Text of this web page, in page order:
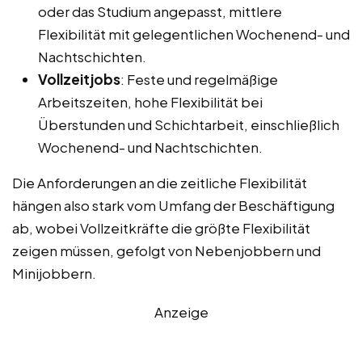
oder das Studium angepasst, mittlere
Flexibilität mit gelegentlichen Wochenend- und
Nachtschichten.
Vollzeitjobs: Feste und regelmäßige
Arbeitszeiten, hohe Flexibilität bei
Überstunden und Schichtarbeit, einschließlich
Wochenend- und Nachtschichten.
Die Anforderungen an die zeitliche Flexibilität
hängen also stark vom Umfang der Beschäftigung
ab, wobei Vollzeitkräfte die größte Flexibilität
zeigen müssen, gefolgt von Nebenjobbern und
Minijobbern.
Anzeige